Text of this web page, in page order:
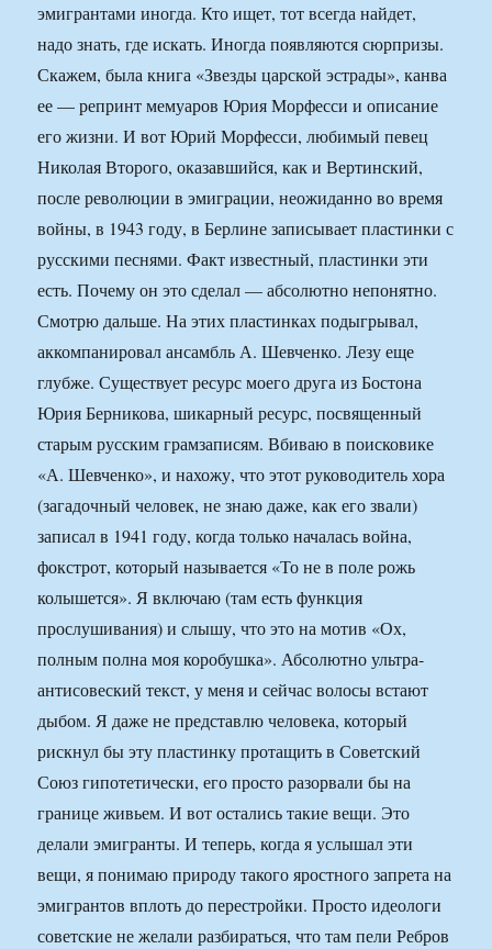
эмигрантами иногда. Кто ищет, тот всегда найдет,
надо знать, где искать. Иногда появляются сюрпризы.
Скажем, была книга «Звезды царской эстрады», канва
ее — репринт мемуаров Юрия Морфесси и описание
его жизни. И вот Юрий Морфесси, любимый певец
Николая Второго, оказавшийся, как и Вертинский,
после революции в эмиграции, неожиданно во время
войны, в 1943 году, в Берлине записывает пластинки с
русскими песнями. Факт известный, пластинки эти
есть. Почему он это сделал — абсолютно непонятно.
Смотрю дальше. На этих пластинках подыгрывал,
аккомпанировал ансамбль А. Шевченко. Лезу еще
глубже. Существует ресурс моего друга из Бостона
Юрия Берникова, шикарный ресурс, посвященный
старым русским грамзаписям. Вбиваю в поисковике
«А. Шевченко», и нахожу, что этот руководитель хора
(загадочный человек, не знаю даже, как его звали)
записал в 1941 году, когда только началась война,
фокстрот, который называется «То не в поле рожь
колышется». Я включаю (там есть функция
прослушивания) и слышу, что это на мотив «Ох,
полным полна моя коробушка». Абсолютно ультра-
антисовеский текст, у меня и сейчас волосы встают
дыбом. Я даже не представлю человека, который
рискнул бы эту пластинку протащить в Советский
Союз гипотетически, его просто разорвали бы на
границе живьем. И вот остались такие вещи. Это
делали эмигранты. И теперь, когда я услышал эти
вещи, я понимаю природу такого яростного запрета на
эмигрантов вплоть до перестройки. Просто идеологи
советские не желали разбираться, что там пели Ребров